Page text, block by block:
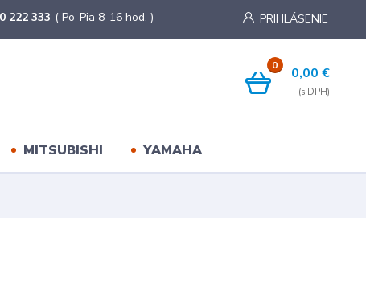
PRIHLÁSENIE
222 333 ( Po-Pia 8-16 hod. )
0 0,00 €
MITSUBISHI YAMAHA